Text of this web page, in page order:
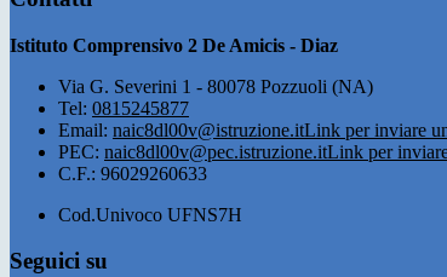
Istituto Comprensivo 2 De Amicis - Diaz
Via G. Severini 1 - 80078 Pozzuoli (NA)
Tel: 0815245877
Email: naic8dl00v@istruzione.itLink per inviare
PEC: naic8dl00v@pec.istruzione.itLink per
C.F.: 96029260633
Cod.Univoco UFNS7H
Seguici su